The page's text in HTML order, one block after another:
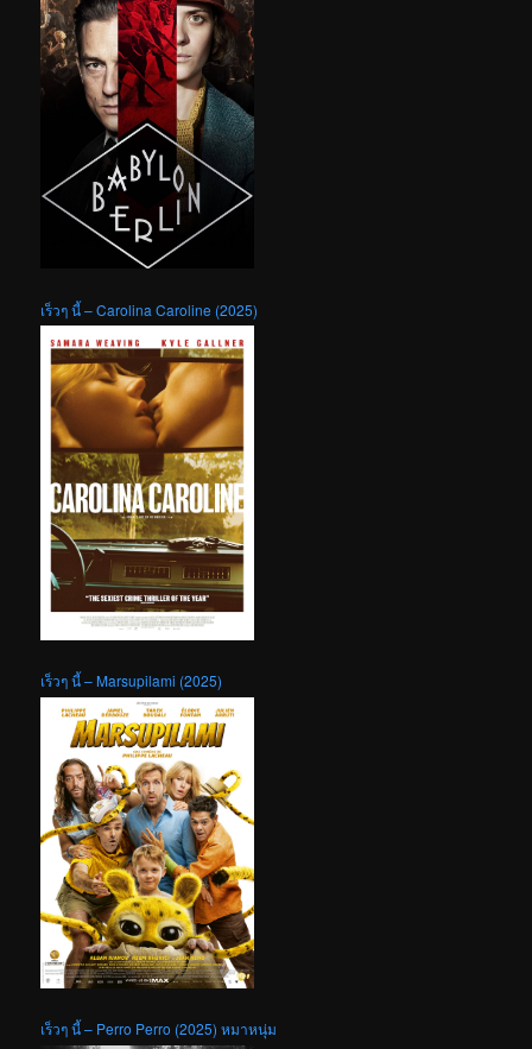
เร็วๆ นี้ – Carolina Caroline (2025)
เร็วๆ นี้ – Marsupilami (2025)
เร็วๆ นี้ – Perro Perro (2025) หมาหนุ่ม